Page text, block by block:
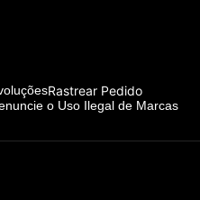
Rastrear Pedido
o Uso Ilegal de Marcas